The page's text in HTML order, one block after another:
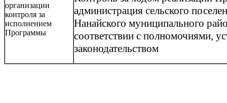
организации
контроля за
исполнением
Программы
администрация сельского
Нанайского муниципального
соответствии с полномочиями,
законодательством